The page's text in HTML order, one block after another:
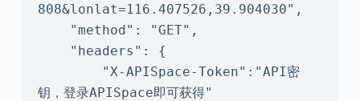
808&lonlat=116.407526,39.904030",
钥，登录APISpace即可获得"